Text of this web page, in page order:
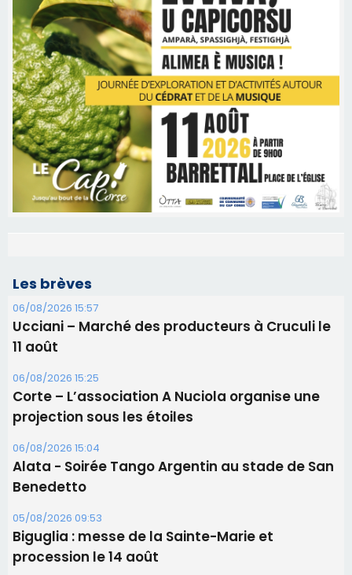
Les brèves
06/08/2026 15:57
Ucciani – Marché des producteurs à Cruculi le
11 août
06/08/2026 15:25
Corte – L’association A Nuciola organise une
projection sous les étoiles